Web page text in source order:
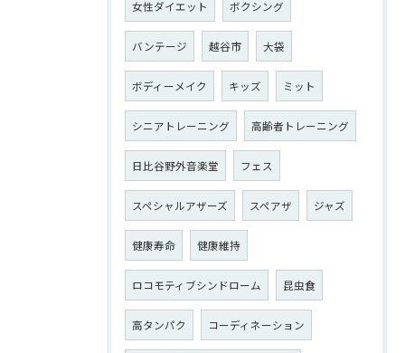
女性ダイエット ボクシング
バンテージ 越谷市 大袋
ボディーメイク キッズ ミット
シニアトレーニング 高齢者トレーニング
日比谷野外音楽堂 フェス
スペシャルアザーズ スペアザ ジャズ
健康寿命 健康維持
ロコモティブシンドローム 昆虫食
高タンパク コーディネーション